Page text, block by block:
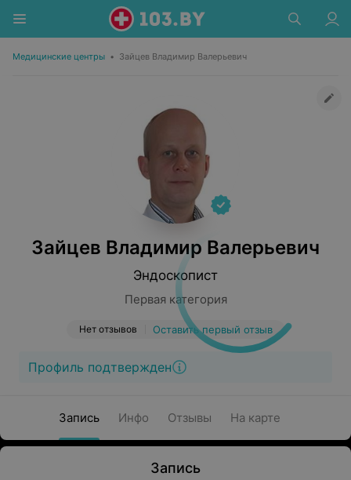
Медицинские центры • Зайцев Владимир Валерьевич
Зайцев Владимир Валерьевич
Эндоскопист
Первая категория
Нет отзывов Оставить первый отзыв
Профиль подтвержден
Запись Инфо Отзывы На карте
Запись